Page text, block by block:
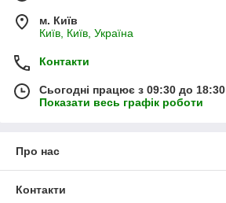
м. Київ
Київ, Київ, Україна
Контакти
Сьогодні працює з 09:30 до 18:30
Показати весь графік роботи
Про нас
Контакти